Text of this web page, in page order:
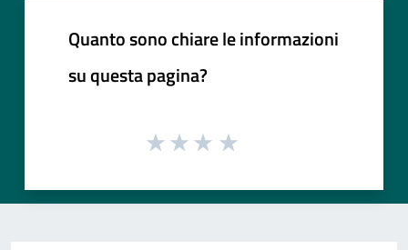
Quanto sono chiare le informazioni
su questa pagina?